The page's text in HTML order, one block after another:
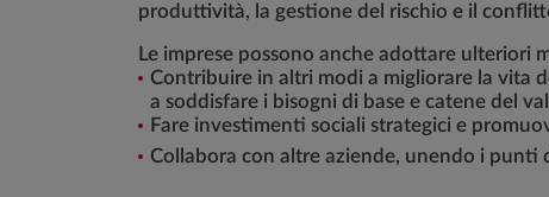
produttività, la gestione del rischio e il
Le imprese possono anche adottare ulteriori
Contribuire in altri modi a migliorare la vita
a soddisfare i bisogni di base e catene del
Fare investimenti sociali strategici e
Collabora con altre aziende, unendo i